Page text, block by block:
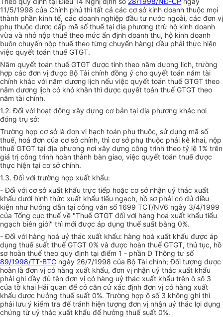
11/5/1998 của Chính phủ thì tất cả các cơ sở kinh doanh thuộc mọi
thành phần kinh tế, các doanh nghiệp đầu tư nước ngoài, các đơn vị
phụ thuộc được cấp mã số thuế tại địa phương (trừ hộ kinh doanh
vừa và nhỏ nộp thuế theo mức ấn định doanh thu, hộ kinh doanh
buôn chuyến nộp thuế theo từng chuyến hàng) đều phải thực hiện
việc quyết toán thuế GTGT.
Năm quyết toán thuế GTGT được tính theo năm dương lịch, trường
hợp các đơn vị được Bộ Tài chính đồng ý cho quyết toán năm tài
chính khác với năm dương lịch nếu việc quyết toán thuế GTGT theo
năm dương lịch có khó khăn thì được quyết toán thuế GTGT theo
năm tài chính.
1.2. Đối với hoạt động xây dựng cơ bản tại địa phương khác nơi
đóng trụ sở:
Trường hợp cơ sở là đơn vị hạch toán phụ thuộc, sử dụng mã số
thuế, hoá đơn của cơ sở chính, thì cơ sở phụ thuộc phải kê khai, nộp
thuế GTGT tại địa phương nơi xây dựng công trình theo tỷ lệ 1% trên
giá trị công trình hoàn thành bàn giao, việc quyết toán thuế được
thực hiện tại cơ sở chính.
1.3. Đối với trường hợp xuất khẩu:
- Đối với cơ sở xuất khẩu trực tiếp hoặc cơ sở nhận uỷ thác xuất
khẩu dưới hình thức xuất khẩu tiểu ngạch, hồ sơ phải có đủ điều
kiện như hướng dẫn tại công văn số 1699 TCT/NV6 ngày 3/4/1999
của Tổng cục thuế về "Thuế GTGT đối với hàng hoá xuất khẩu tiểu
ngạch biên giới" thì mới được áp dụng thuế suất bằng 0%.
- Đối với hàng hoá uỷ thác xuất khẩu: hàng hoá xuất khẩu được áp
dụng thuế suất thuế GTGT 0% và được hoàn thuế GTGT, thủ tục, hồ
sơ hoàn thuế theo quy định tại điểm 1 - phần D Thông tư số
89/1998/TT-BTC ngày 26/7/1998 của Bộ Tài chính; Đối tượng được
hoàn là đơn vị có hàng xuất khẩu, đơn vị nhận uỷ thác xuất khẩu
phải ghi đầy đủ tên đơn vị có hàng uỷ thác xuất khẩu trên ô sô 3
của tờ khai Hải quan để có căn cứ xác định đơn vị có hàng xuất
khẩu được hưởng thuế suất 0%. Trường hợp ô số 3 không ghi thì
phải lưu ý kiểm tra để tránh hiện tượng đơn vị nhận uỷ thác lợi dụng
chứng từ uỷ thác xuất khẩu để hưởng thuế suất 0%.